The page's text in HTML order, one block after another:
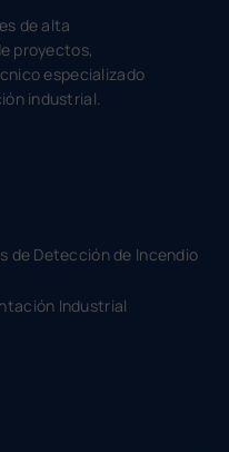
de alta
proyectos,
especializado
industrial.
de Detección de Incendio
Industrial